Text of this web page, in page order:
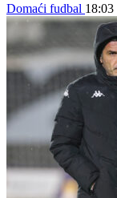
Domaći fudbal 18:03